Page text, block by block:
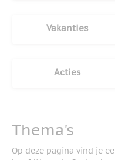
Vakanties
Acties
Thema's
Op deze pagina vind je